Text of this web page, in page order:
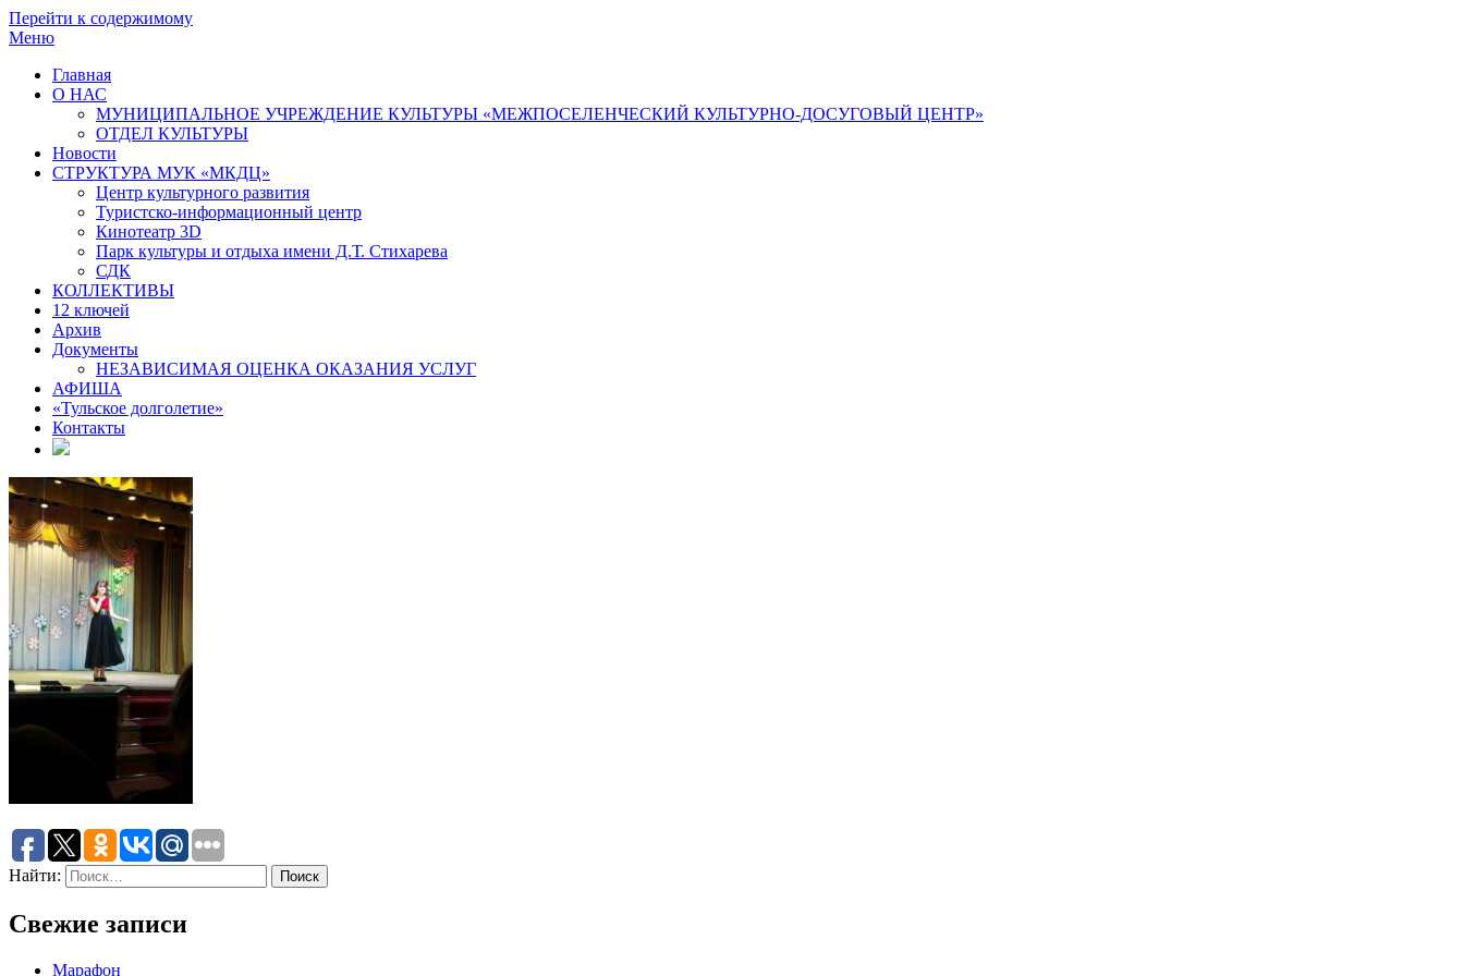
Перейти к содержимому
Меню
Главная
О НАС
МУНИЦИПАЛЬНОЕ УЧРЕЖДЕНИЕ КУЛЬТУРЫ «МЕЖПОСЕЛЕНЧЕСКИЙ КУЛЬТУРНО-ДОСУГОВЫЙ ЦЕНТР»
ОТДЕЛ КУЛЬТУРЫ
Новости
СТРУКТУРА МУК «МКДЦ»
Центр культурного развития
Туристско-информационный центр
Кинотеатр 3D
Парк культуры и отдыха имени Д.Т. Стихарева
СДК
КОЛЛЕКТИВЫ
12 ключей
Архив
Документы
НЕЗАВИСИМАЯ ОЦЕНКА ОКАЗАНИЯ УСЛУГ
АФИША
«Тульское долголетие»
Контакты
Найти:
Свежие записи
Марафон